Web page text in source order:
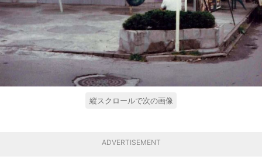
縦スクロールで次の画像
ADVERTISEMENT